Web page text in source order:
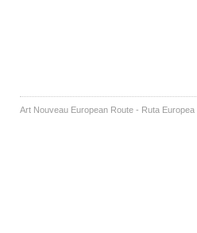
Art Nouveau European Route - Ruta